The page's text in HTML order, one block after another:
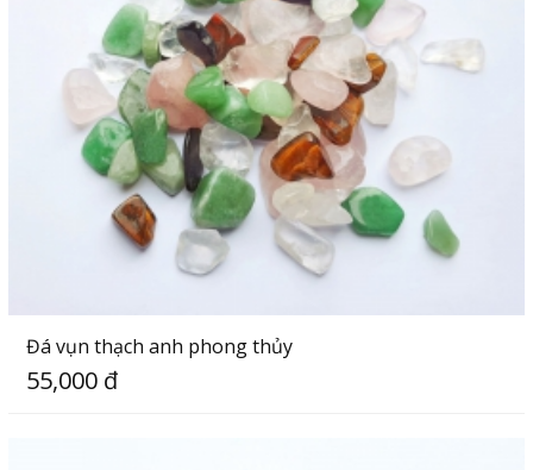
Đá vụn thạch anh phong thủy
55,000 đ